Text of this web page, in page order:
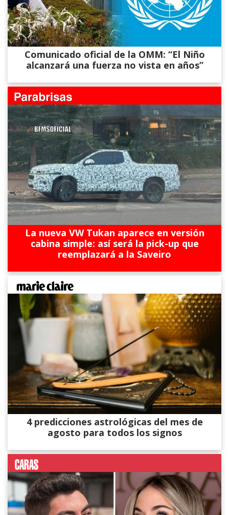
Comunicado oficial de la OMM: “El Niño
alcanzará una fuerza no vista en años”
La nueva VW Tukan aparece en versión
cabina simple: así será la pick-up que
reemplazará a la Saveiro
4 predicciones astrológicas del mes de
agosto para todos los signos